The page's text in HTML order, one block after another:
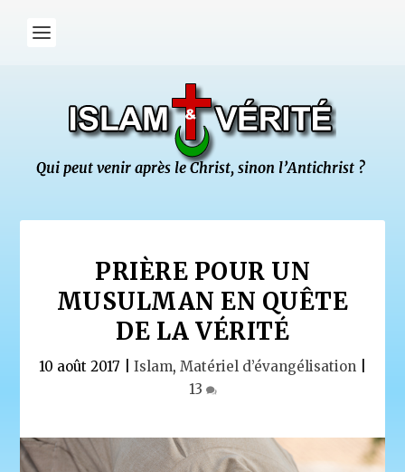
PRIÈRE POUR UN
MUSULMAN EN QUÊTE
DE LA VÉRITÉ
10 août 2017 Islam, Matériel d’évangélisation
13